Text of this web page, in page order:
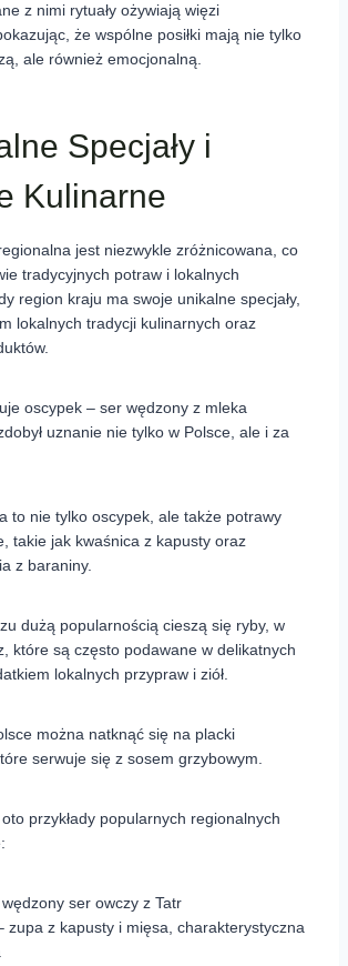
z nimi rytuały ożywiają więzi
że wspólne posiłki mają nie tylko
ale również emocjonalną.
Specjały i
Kulinarne
jest niezwykle zróżnicowana, co
tradycyjnych potraw i lokalnych
region kraju ma swoje unikalne specjały,
lokalnych tradycji kulinarnych oraz
oscypek – ser wędzony z mleka
uznanie nie tylko w Polsce, ale i za
to nie tylko oscypek, ale także potrawy
takie jak kwaśnica z kapusty oraz
z baraniny.
dużą popularnością cieszą się ryby, w
które są często podawane w delikatnych
lokalnych przypraw i ziół.
można natknąć się na placki
serwuje się z sosem grzybowym.
przykłady popularnych regionalnych
ser owczy z Tatr
zupa z kapusty i mięsa, charakterystyczna